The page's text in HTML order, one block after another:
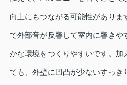
向上にもつながる可能性がありま
で外部音が反響して室内に響き
かな環境をつくりやすいです。加
ても、外壁に凹凸が少ないすっき